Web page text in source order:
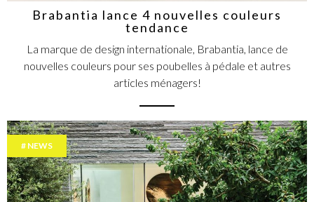
Brabantia lance 4 nouvelles couleurs
tendance
La marque de design internationale, Brabantia, lance de
nouvelles couleurs pour ses poubelles à pédale et autres
articles ménagers!
NEWS